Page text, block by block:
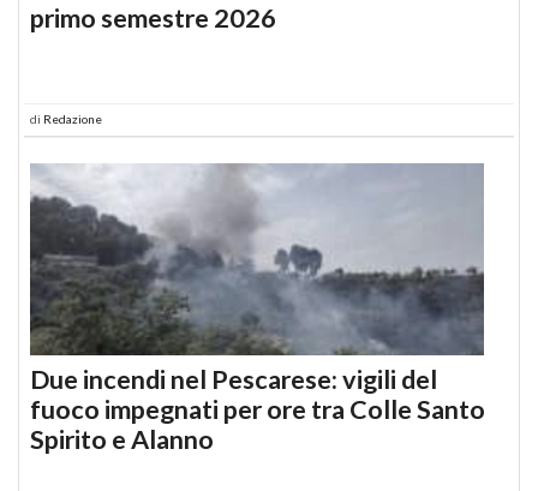
primo semestre 2026
di Redazione
Due incendi nel Pescarese: vigili del
fuoco impegnati per ore tra Colle Santo
Spirito e Alanno